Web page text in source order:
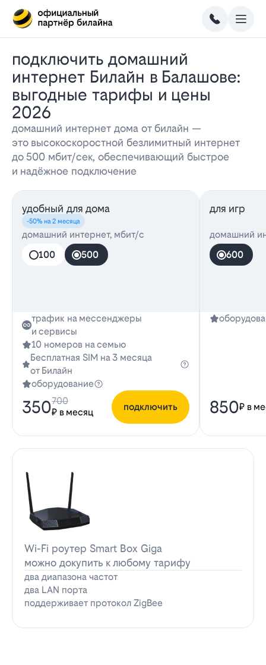
Подключить домашний
интернет Билайн в Балашове:
выгодные тарифы и цены
2026
домашний интернет дома от билайн —
это высокоскоростной безлимитный интернет
до 500 мбит/сек, обеспечивающий быстрое
и надёжное подключение
удобный для дома
-50% на 2 месяца
домашний интернет, мбит/с
100
500
трафик на мессенджеры
и сервисы
10 номеров на семью
Бесплатная SIM на 3 месяца
от Билайн
оборудование
350₽ в месяц
700
подключить
для игр
домашний
600
850₽ в
Wi-Fi роутер Smart Box Giga
можно докупить к любому тарифу
два диапазона частот
два LAN порта
поддерживает протокол ZigBee